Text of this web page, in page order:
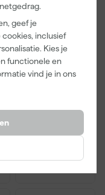
geef je
inclusief
Kies je
functionele en
vind je in ons
Go!Paint Roll
And Go
Verfbak -
Inzetbakken